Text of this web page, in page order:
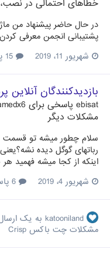
خطاهای احتمالی در
پشتیبانی انجمن معرفی
شهریور 11، 2019
بازدیدکنندگان آنلاین
ebisat پاسخی برای
مشکلات دیگر
سلام چطور میشه تو قسمت
رباتهای گوگل دیده
اینکه از کجا میشه فهمید
شهریور 4، 2019
katooniland به یک
مشکلات چت باکس Crisp